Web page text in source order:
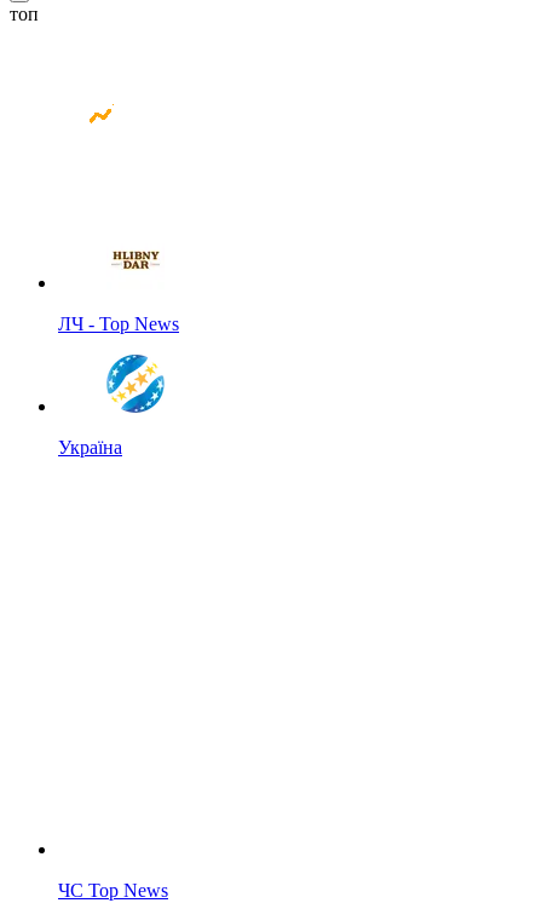
топ
ЛЧ - Top News
Україна
ЧС Top News